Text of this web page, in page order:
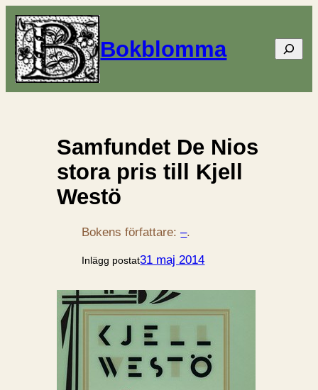
Bokblomma Sök
Samfundet De Nios
stora pris till Kjell
Westö
Bokens författare:–.
Inlägg postat31 maj 2014